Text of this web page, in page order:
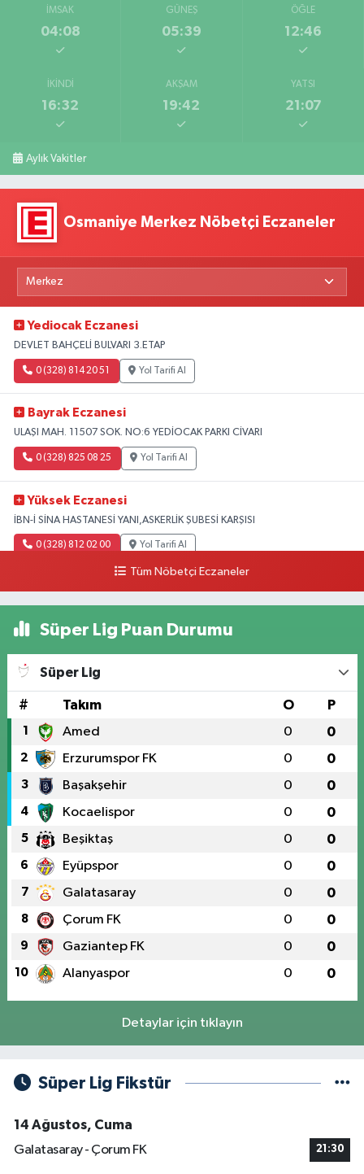
İMSAK
04:08
GÜNEŞ
05:39
ÖĞLE
12:46
İKINDI
16:32
AKŞAM
19:42
YATSI
21:07
Aylık Vakitler
Osmaniye Merkez Nöbetçi Eczaneler
Yediocak Eczanesi
DEVLET BAHÇELİ BULVARI 3.ETAP
0 (328) 814 20 51 Yol Tarifi Al
Bayrak Eczanesi
ULAŞI MAH. 11507 SOK. NO:6 YEDİOCAK PARKI CİVARI
0 (328) 825 08 25 Yol Tarifi Al
Yüksek Eczanesi
İBN-İ SİNA HASTANESİ YANI,ASKERLİK ŞUBESİ KARŞISI
0 (328) 812 02 00 Yol Tarifi Al
Tüm Nöbetçi Eczaneler
Süper Lig Puan Durumu
Süper Lig
# Takım O P
1 Amed 0 0
2 Erzurumspor FK 0 0
3 Başakşehir 0 0
4 Kocaelispor 0 0
5 Beşiktaş 0 0
6 Eyüpspor 0 0
7 Galatasaray 0 0
8 Çorum FK 0 0
9 Gaziantep FK 0 0
10 Alanyaspor 0 0
Detaylar için tıklayın
Süper Lig Fikstür
14 Ağustos, Cuma
Galatasaray - Çorum FK
21:30